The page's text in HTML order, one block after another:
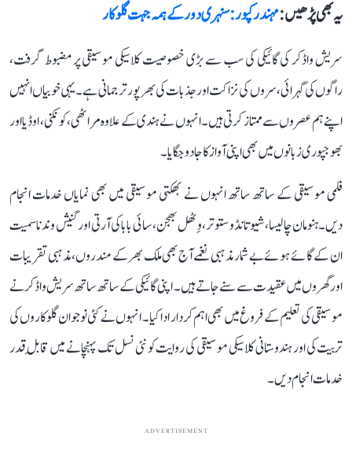
یہ بھی پڑھیں :مہندر کپور: سنہری دور کے ہمہ جہت گلوکار
سریش واڈکر کی گائیکی کی سب سے بڑی خصوصیت کلاسیکی موسیقی پر مضبوط گرفت،
راگوں کی گہرائی، سروں کی نزاکت اور جذبات کی بھرپور ترجمانی ہے۔ یہی خوبیاں انہیں
اپنے ہم عصروں سے ممتاز کرتی ہیں۔ انہوں نے ہندی کے علاوہ مراٹھی، کونکنی، اوڈیا اور
بھوجپوری زبانوں میں بھی اپنی آواز کا جادو جگایا۔
فلمی موسیقی کے ساتھ ساتھ انہوں نے بھکتی موسیقی میں بھی نمایاں خدمات انجام
دیں۔ ہنومان چالیسا، شیو تانڈو ستوتر، وِٹھل بھجن، سائی بابا کی آرتی اور گنیش وندنا سمیت
ان کے گائے ہوئے بے شمار مذہبی نغمے آج بھی ملک بھر کے مندروں، مذہبی تقریبات
اور گھروں میں عقیدت سے سنے جاتے ہیں۔ اپنی گائیکی کے ساتھ ساتھ سریش واڈکر نے
موسیقی کی تعلیم کے فروغ میں بھی اہم کردار ادا کیا۔ انہوں نے کئی نوجوان گلوکاروں کی
تربیت کی اور ہندوستانی کلاسیکی موسیقی کی روایت کو نئی نسل تک پہنچانے میں قابلِ قدر
خدمات انجام دیں۔
ADVERTISEMENT